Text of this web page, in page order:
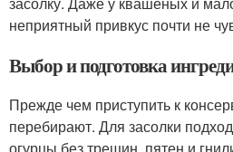
неприятный привкус почти не
Выбор и подготовка
Прежде чем приступить к
перебирают. Для засолки
огурцы без трещин, пятен и